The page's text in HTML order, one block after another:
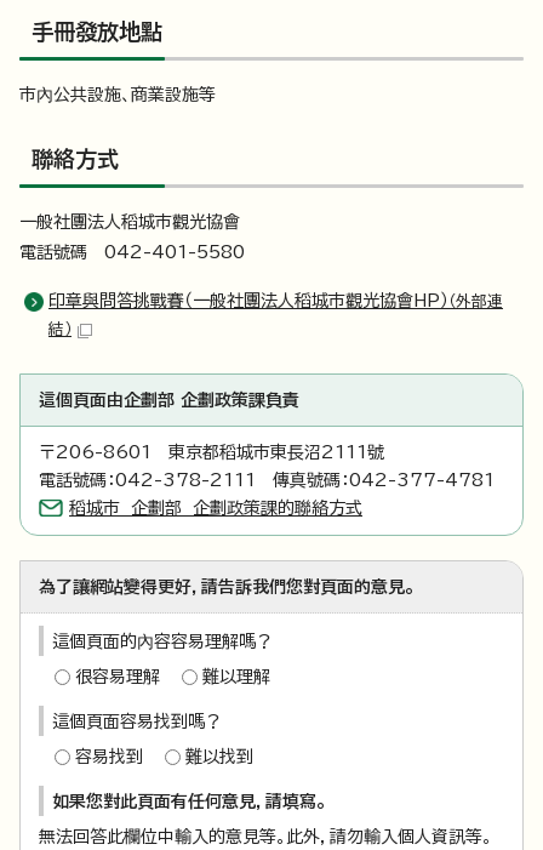
手冊發放地點
市內公共設施、商業設施等
聯絡方式
一般社團法人稻城市觀光協會
電話號碼 042-401-5580
印章與問答挑戰賽（一般社團法人稻城市觀光協會HP） （外部連
結）
這個頁面由企劃部 企劃政策課負責
〒206-8601 東京都稻城市東長沼2111號
電話號碼：042-378-2111 傳真號碼：042-377-4781
稻城市 企劃部 企劃政策課的聯絡方式
為了讓網站變得更好，請告訴我們您對頁面的意見。
這個頁面的內容容易理解嗎？
很容易理解 難以理解
這個頁面容易找到嗎？
容易找到 難以找到
如果您對此頁面有任何意見，請填寫。
無法回答此欄位中輸入的意見等。此外，請勿輸入個人資訊等。